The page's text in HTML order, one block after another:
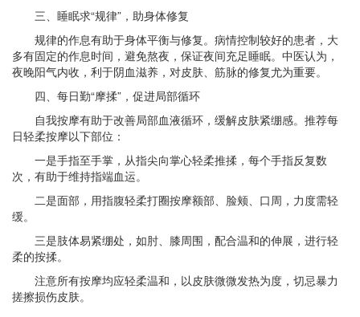
三、睡眠求“规律”，助身体修复
规律的作息有助于身体平衡与修复。病情控制较好的患者，大
多有固定的作息时间，避免熬夜，保证夜间充足睡眠。中医认为，
夜晚阳气内收，利于阴血滋养，对皮肤、筋脉的修复尤为重要。
四、每日勤“摩揉”，促进局部循环
自我按摩有助于改善局部血液循环，缓解皮肤紧绷感。推荐每
日轻柔按摩以下部位：
一是手指至手掌，从指尖向掌心轻柔推揉，每个手指反复数
次，有助于维持指端血运。
二是面部，用指腹轻柔打圈按摩额部、脸颊、口周，力度需轻
缓。
三是肢体易紧绷处，如肘、膝周围，配合温和的伸展，进行轻
柔的按揉。
注意所有按摩均应轻柔温和，以皮肤微微发热为度，切忌暴力
搓擦损伤皮肤。